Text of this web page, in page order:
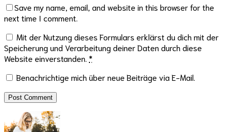
Save my name, email, and website in this browser for the
next time I comment.
Mit der Nutzung dieses Formulars erklärst du dich mit der
Speicherung und Verarbeitung deiner Daten durch diese
Website einverstanden. *
Benachrichtige mich über neue Beiträge via E-Mail.